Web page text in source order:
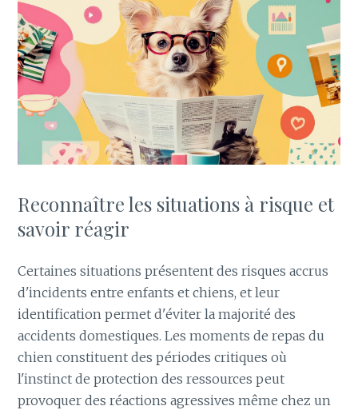
Reconnaître les situations à risque et
savoir réagir
Certaines situations présentent des risques accrus
d'incidents entre enfants et chiens, et leur
identification permet d'éviter la majorité des
accidents domestiques. Les moments de repas du
chien constituent des périodes critiques où
l'instinct de protection des ressources peut
provoquer des réactions agressives même chez un